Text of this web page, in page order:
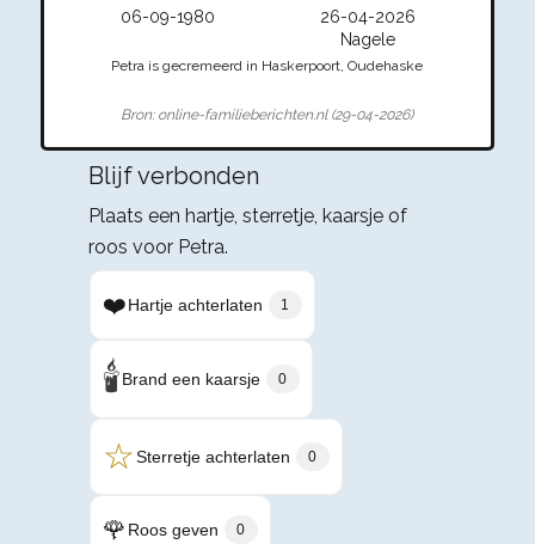
06-09-1980
26-04-2026
Nagele
Petra is gecremeerd in Haskerpoort, Oudehaske
Bron: online-familieberichten.nl (29-04-2026)
Blijf verbonden
Plaats een hartje, sterretje, kaarsje of
roos voor Petra.
❤️Hartje achterlaten 1
🕯️Brand een kaarsje 0
☆Sterretje achterlaten 0
🌹 Roos geven 0